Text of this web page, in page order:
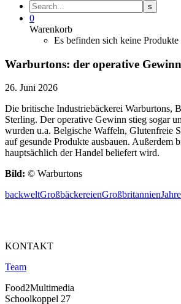
0
Warenkorb
Es befinden sich keine
Warburtons: der operative
26. Juni 2026
Die britische Industriebäckerei Warburtons,
Sterling. Der operative Gewinn stieg sogar
wurden u.a. Belgische Waffeln, Glutenfreie
auf gesunde Produkte ausbauen.
hauptsächlich der Handel beliefert wird.
Bild: © Warburtons
backweltGroßbäckereienGroßbritannien
KONTAKT
Team
Food2Multimedia
Schoolkoppel 27